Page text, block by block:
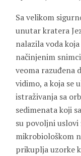
Sa velikom
unutar kratera
nalazila voda
načinjenim
veoma razuđena
vidimo, a koja se
istraživanja sa
sedimenata koji
su povoljni
mikrobiološkom
prikuplja uzorke